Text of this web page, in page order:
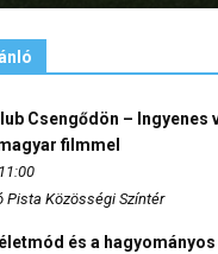
Csengődön – Ingyenes
filmmel
Pista Közösségi Színtér
és a